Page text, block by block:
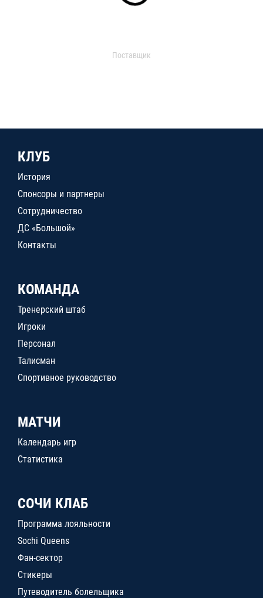
Поставщик
КЛУБ
История
Спонсоры и партнеры
Сотрудничество
ДС «Большой»
Контакты
КОМАНДА
Тренерский штаб
Игроки
Персонал
Талисман
Спортивное руководство
МАТЧИ
Календарь игр
Статистика
СОЧИ КЛАБ
Программа лояльности
Sochi Queens
Фан-сектор
Стикеры
Путеводитель болельщика